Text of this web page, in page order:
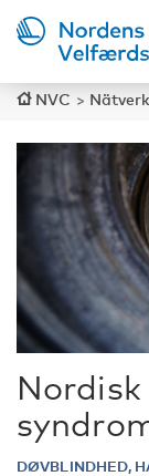
NVC > Nätverk
DØVBLINDHED,